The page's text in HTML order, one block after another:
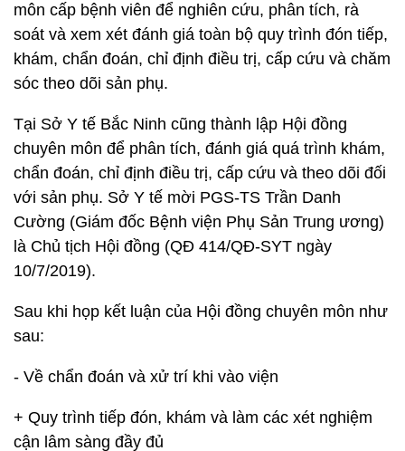
môn cấp bệnh viên để nghiên cứu, phân tích, rà
soát và xem xét đánh giá toàn bộ quy trình đón tiếp,
khám, chẩn đoán, chỉ định điều trị, cấp cứu và chăm
sóc theo dõi sản phụ.
Tại Sở Y tế Bắc Ninh cũng thành lập Hội đồng
chuyên môn để phân tích, đánh giá quá trình khám,
chẩn đoán, chỉ định điều trị, cấp cứu và theo dõi đối
với sản phụ. Sở Y tế mời PGS-TS Trần Danh
Cường (Giám đốc Bệnh viện Phụ Sản Trung ương)
là Chủ tịch Hội đồng (QĐ 414/QĐ-SYT ngày
10/7/2019).
Sau khi họp kết luận của Hội đồng chuyên môn như
sau:
- Về chẩn đoán và xử trí khi vào viện
+ Quy trình tiếp đón, khám và làm các xét nghiệm
cận lâm sàng đầy đủ